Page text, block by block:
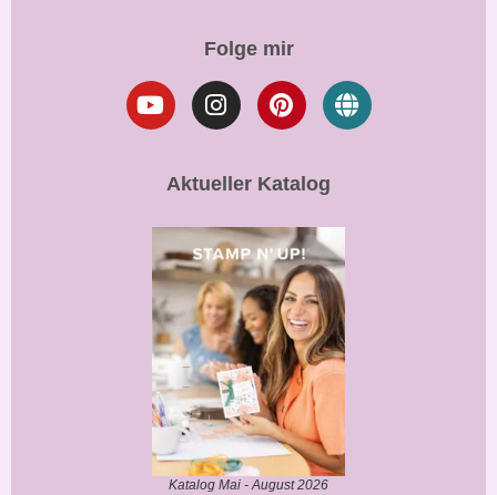
Folge mir
Aktueller Katalog
Katalog Mai - August 2026